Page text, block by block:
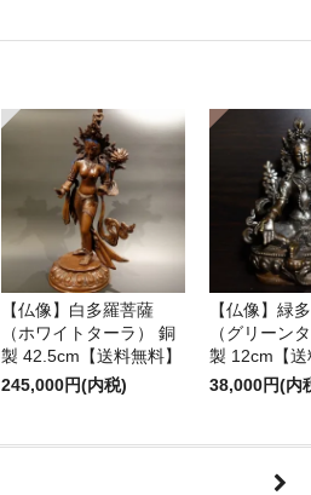
【仏像】白多羅菩薩
（ホワイトターラ） 銅
製 42.5cm【送料無料】
245,000円(内税)
【仏像】緑
（グリーン
製 12cm【
38,000円(内